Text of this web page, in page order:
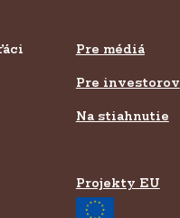
Pre médiá
Pre investorov
Na stiahnutie
Projekty EU